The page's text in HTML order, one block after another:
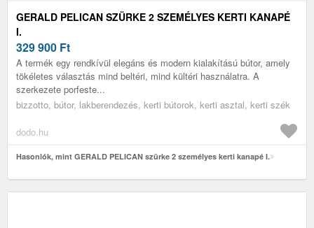
GERALD PELICAN SZÜRKE 2 SZEMÉLYES KERTI KANAPÉ
I.
329 900 Ft
A termék egy rendkívül elegáns és modern kialakítású bútor, amely
tökéletes választás mind beltéri, mind kültéri használatra. A
szerkezete porfeste...
bizzotto, bútor, lakberendezés, kerti bútorok, kerti asztal, kerti szék
dodo.hu
Hasonlók, mint GERALD PELICAN szürke 2 személyes kerti kanapé I.